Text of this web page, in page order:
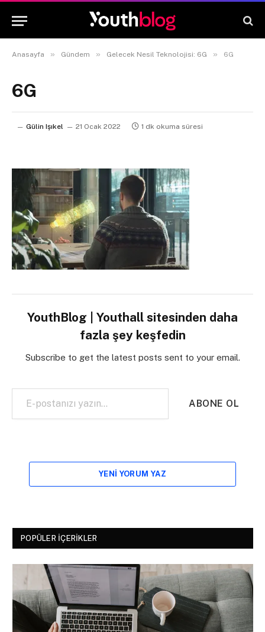
Anasayfa » Gündem » Gelecek Nesil Teknolojisi: 6G » 6G
6G
Gülin Işıkel 21 Ocak 2022 1 dk okuma süresi
YouthBlog | Youthall sitesinden daha
fazla şey keşfedin
Subscribe to get the latest posts sent to your email.
E-postanızı yazın…
ABONE OL
YENI YORUM YAZ
POPÜLER İÇERIKLER